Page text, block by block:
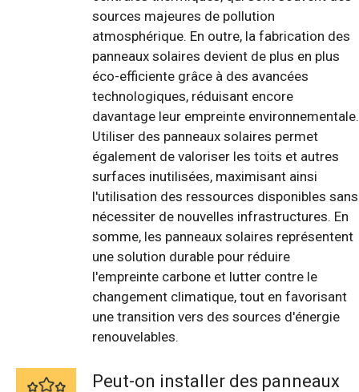
sources majeures de pollution
atmosphérique. En outre, la fabrication des
panneaux solaires devient de plus en plus
éco-efficiente grâce à des avancées
technologiques, réduisant encore
davantage leur empreinte environnementale.
Utiliser des panneaux solaires permet
également de valoriser les toits et autres
surfaces inutilisées, maximisant ainsi
l'utilisation des ressources disponibles sans
nécessiter de nouvelles infrastructures. En
somme, les panneaux solaires représentent
une solution durable pour réduire
l'empreinte carbone et lutter contre le
changement climatique, tout en favorisant
une transition vers des sources d'énergie
renouvelables.
Peut-on installer des panneaux